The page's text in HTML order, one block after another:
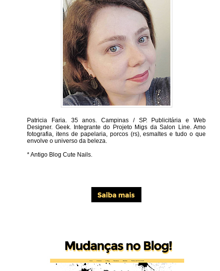
Patricia Faria. 35 anos. Campinas / SP. Publicitária e Web
Designer. Geek. Integrante do Projeto Migs da Salon Line. Amo
fotografia, itens de papelaria, porcos (rs), esmaltes e tudo o que
envolve o universo da beleza.
* Antigo Blog Cute Nails.